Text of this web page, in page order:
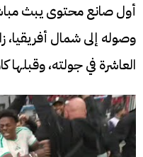
أول صانع محتوى يبث
وصوله إلى شمال أفريقيا،
العاشرة في جولته، وقبلها